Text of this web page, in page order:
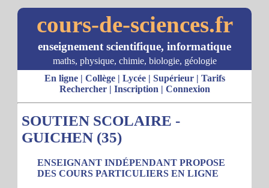
cours-de-sciences.fr
enseignement scientifique, informatique
maths, physique, chimie, biologie, géologie
En ligne| Collège| Lycée| Supérieur| Tarifs
Rechercher| Inscription | Connexion
SOUTIEN SCOLAIRE -
GUICHEN (35)
ENSEIGNANT INDÉPENDANT PROPOSE
DES COURS PARTICULIERS EN LIGNE